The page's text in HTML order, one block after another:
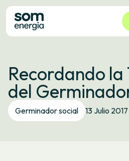
Tarifas
Servicios
Empresas
La cooperativa
Recordando la
del
Germinador social 13 Julio 2017